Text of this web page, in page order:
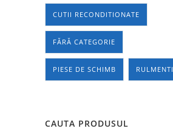
CUTII RECONDITIONATE
FĂRĂ CATEGORIE
PIESE DE SCHIMB RULMENTI
CAUTA PRODUSUL